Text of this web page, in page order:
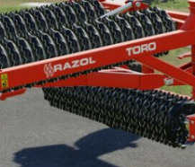
KINGDOM COME:
DELIVERANCE
бродилка